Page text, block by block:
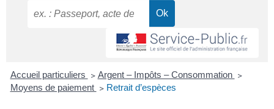
Accueil particuliers > Argent – Impôts – Consommation >
Moyens de paiement > Retrait d’espèces